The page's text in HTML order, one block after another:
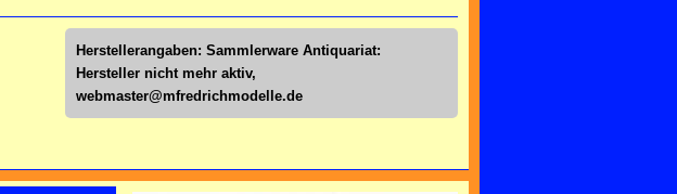
Herstellerangaben: Sammlerware Antiquariat:
Hersteller nicht mehr aktiv,
webmaster@mfredrichmodelle.de